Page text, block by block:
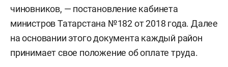
чиновников, — постановление кабинета
министров Татарстана №182 от 2018 года. Далее
на основании этого документа каждый район
принимает свое положение об оплате труда.